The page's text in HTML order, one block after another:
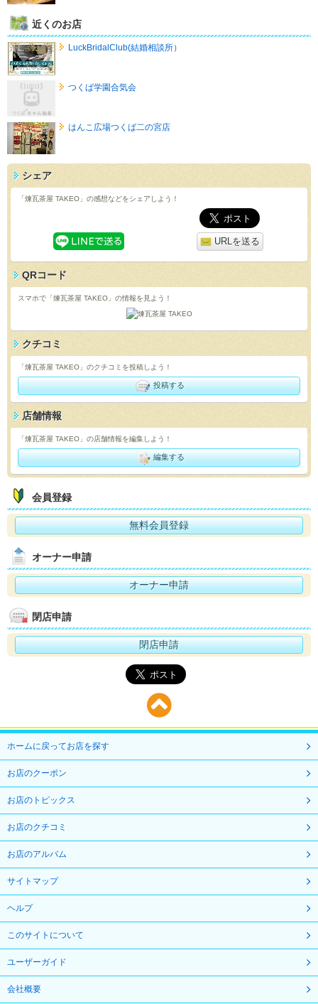
近くのお店
LuckBridalClub(結婚相談所）
つくば学園合気会
はんこ広場つくば二の宮店
シェア
「煉瓦茶屋 TAKEO」の感想などをシェアしよう！
URLを送る
QRコード
スマホで「煉瓦茶屋 TAKEO」の情報を見よう！
クチコミ
「煉瓦茶屋 TAKEO」のクチコミを投稿しよう！
投稿する
店舗情報
「煉瓦茶屋 TAKEO」の店舗情報を編集しよう！
編集する
会員登録
無料会員登録
オーナー申請
オーナー申請
閉店申請
閉店申請
ホームに戻ってお店を探す
お店のクーポン
お店のトピックス
お店のクチコミ
お店のアルバム
サイトマップ
ヘルプ
このサイトについて
ユーザーガイド
会社概要